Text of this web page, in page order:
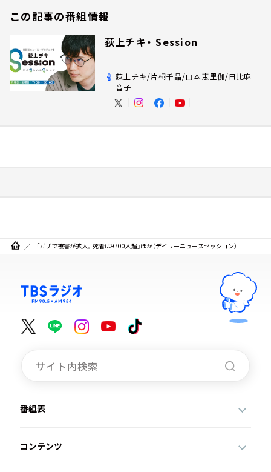
この記事の番組情報
荻上チキ・ Session
荻上チキ/片桐千晶/山本恵里伽/日比麻
音子
「ガザで被害が拡大。死者は9700人超」ほか（デイリーニュースセッション）
番組表
コンテンツ